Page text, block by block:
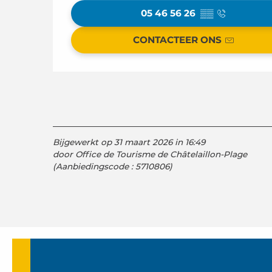
05 46 56 26 ▒▒
CONTACTEER ONS
Bijgewerkt op 31 maart 2026 in 16:49
door Office de Tourisme de Châtelaillon-Plage
(Aanbiedingscode :5710806)